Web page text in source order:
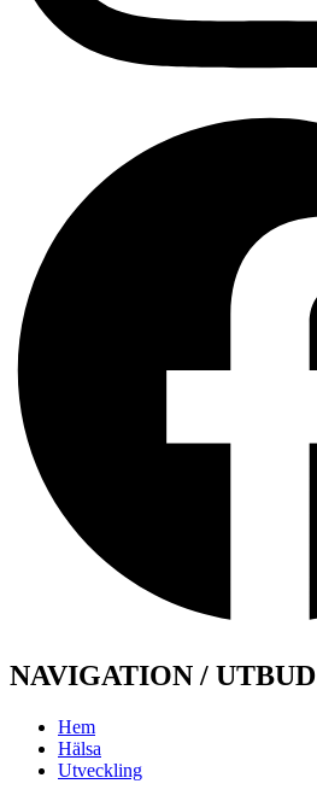
NAVIGATION / UTBUD
Hem
Hälsa
Utveckling